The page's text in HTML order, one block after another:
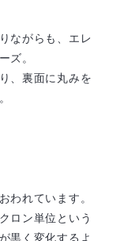
ながらも、エレ
ズ。
、裏面に丸みを
われています。
ロン単位という
黒く変化するよ